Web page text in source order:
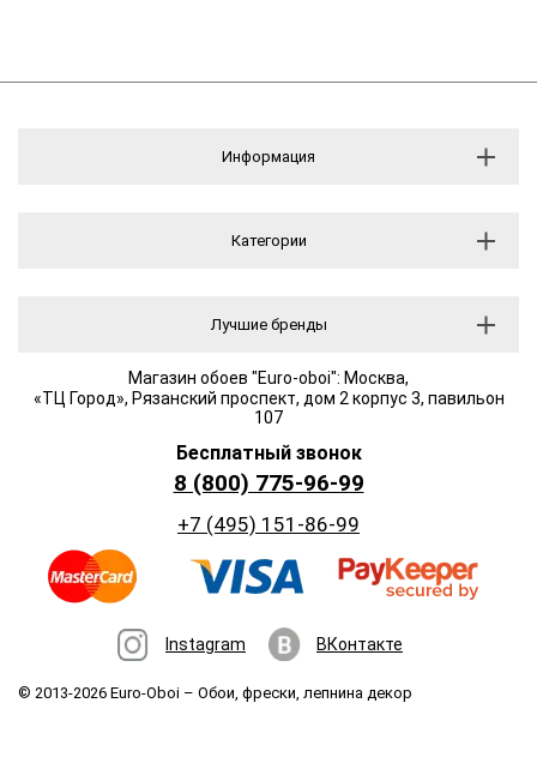
Информация
Категории
Лучшие бренды
Магазин обоев "Euro-oboi": Москва,
«ТЦ Город», Рязанский проспект, дом 2 корпус 3, павильон
107
Бесплатный звонок
8 (800) 775-96-99
+7 (495) 151-86-99
Instagram ВКонтакте
© 2013-2026 Euro-Oboi – Обои, фрески, лепнина декор